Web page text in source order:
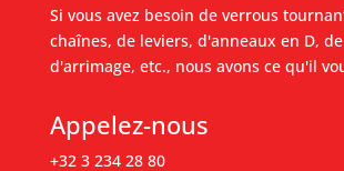
Si vous avez besoin de verrous
chaînes, de leviers, d'anneaux en D,
d'arrimage, etc., nous avons ce qu'il
Appelez-nous
+32 3 234 28 80